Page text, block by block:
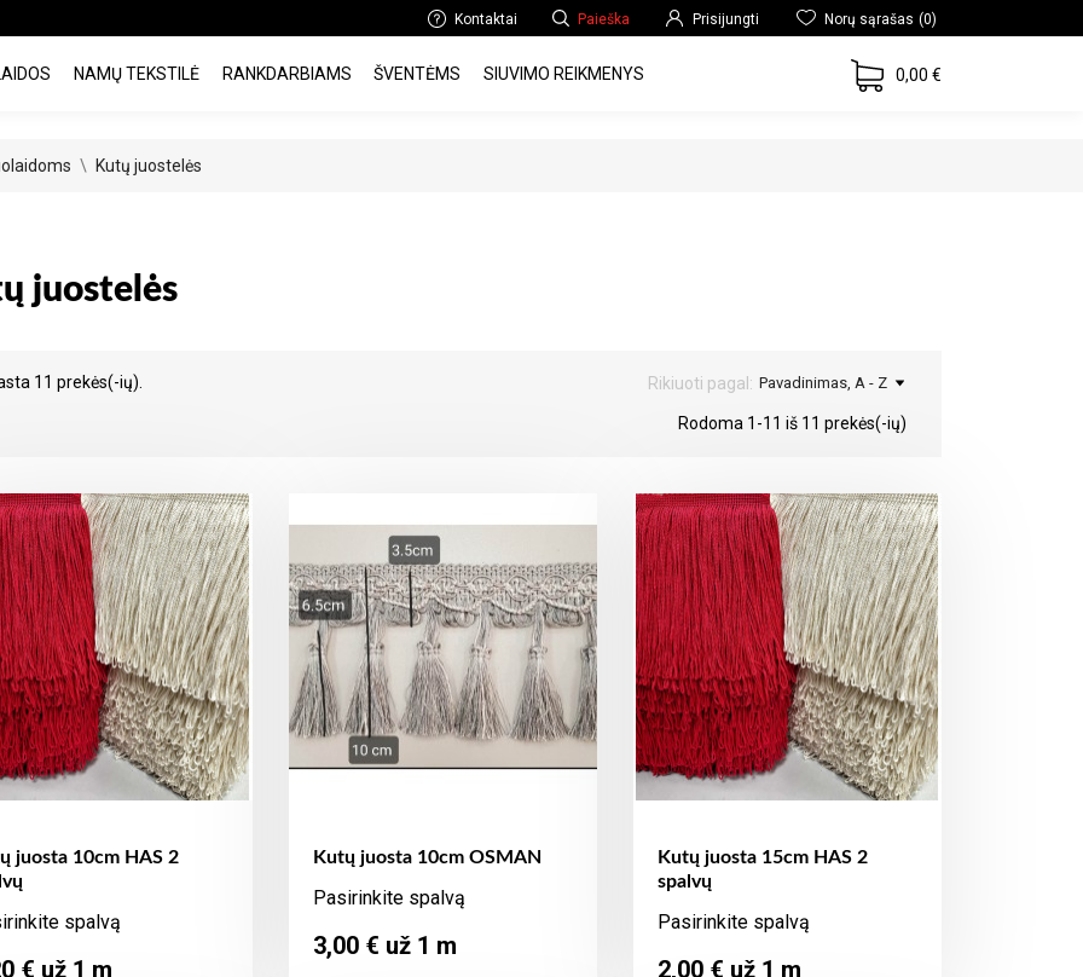
Kontaktai Paieška Prisijungti Norų sąrašas (0)
NAMŲ TEKSTILĖ RANKDARBIAMS ŠVENTĖMS SIUVIMO REIKMENYS 0,00 €
Kutų juostelės
juostelės
11 prekės(-ių). Rikiuoti pagal: Pavadinimas, A - Z
Rodoma 1-11 iš 11 prekės(-ių)
juosta 10cm HAS 2
spalvą
€ už 1 m
Kutų juosta 10cm OSMAN
Pasirinkite spalvą
Kaina
3,00 € už 1 m
Kutų juosta 15cm HAS 2
spalvų
Pasirinkite spalvą
Kaina
2,00 € už 1 m